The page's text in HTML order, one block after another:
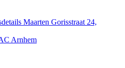
Maarten Gorisstraat 24,
Arnhem